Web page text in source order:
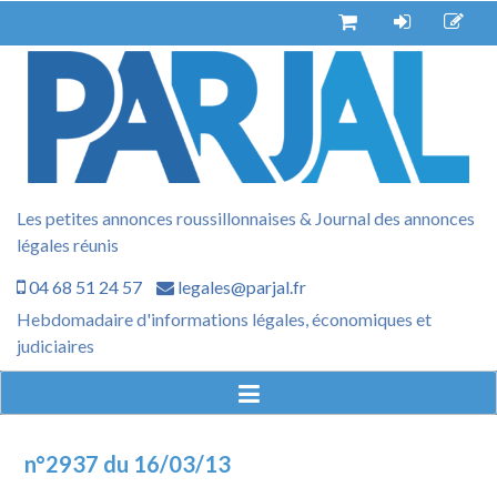
Les petites annonces roussillonnaises & Journal des annonces
légales réunis
04 68 51 24 57
legales@parjal.fr
Hebdomadaire d'informations légales, économiques et
judiciaires
n°2937 du 16/03/13